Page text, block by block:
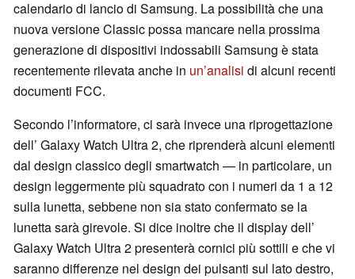
calendario di lancio di Samsung. La possibilità che una
nuova versione Classic possa mancare nella prossima
generazione di dispositivi indossabili Samsung è stata
recentemente rilevata anche in un’analisi di alcuni recenti
documenti FCC.
Secondo l’informatore, ci sarà invece una riprogettazione
dell’ Galaxy Watch Ultra 2, che riprenderà alcuni elementi
dal design classico degli smartwatch — in particolare, un
design leggermente più squadrato con i numeri da 1 a 12
sulla lunetta, sebbene non sia stato confermato se la
lunetta sarà girevole. Si dice inoltre che il display dell’
Galaxy Watch Ultra 2 presenterà cornici più sottili e che vi
saranno differenze nel design dei pulsanti sul lato destro,